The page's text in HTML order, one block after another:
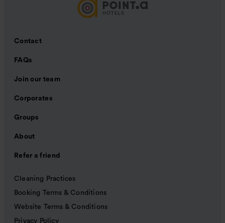
Contact
FAQs
Join our team
Corporates
Groups
About
Refer a friend
Cleaning Practices
Booking Terms & Conditions
Website Terms & Conditions
Privacy Policy